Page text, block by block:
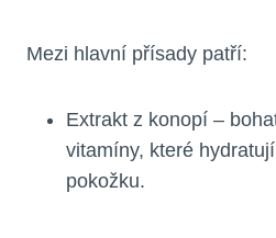
Mezi hlavní přísady patří:
Extrakt z konopí –
vitamíny, které
pokožku.